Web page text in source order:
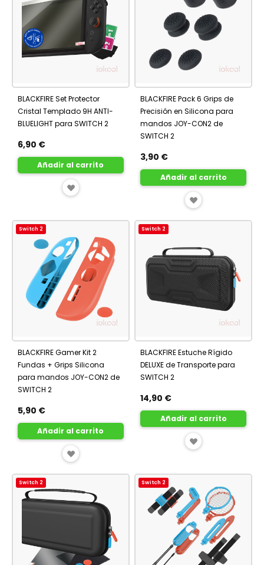
BLACKFIRE Set Protector
Cristal Templado 9H ANTI-
BLUELIGHT para SWITCH 2
6,90 €
Añadir al carrito
AÑADIR
FAVORITOS
BLACKFIRE Pack 6 Grips de
Precisión en Silicona para
mandos JOY-CON2 de
SWITCH 2
3,90 €
Añadir al carrito
AÑADIR
Switch 2
BLACKFIRE Gamer Kit 2
Fundas + Grips Silicona
para mandos JOY-CON2 de
SWITCH 2
5,90 €
Añadir al carrito
Switch 2
BLACKFIRE Estuche Rígido
DELUXE de Transporte para
SWITCH 2
14,90 €
Añadir al carrito
FAVORITOS
Switch 2 Switch 2